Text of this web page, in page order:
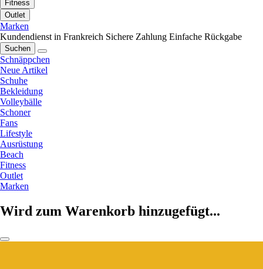
Fitness
Outlet
Marken
Kundendienst in Frankreich Sichere Zahlung Einfache Rückgabe
Suchen
Schnäppchen
Neue Artikel
Schuhe
Bekleidung
Volleybälle
Schoner
Fans
Lifestyle
Ausrüstung
Beach
Fitness
Outlet
Marken
Wird zum Warenkorb hinzugefügt...